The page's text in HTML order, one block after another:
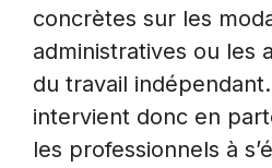
concrètes sur les
administratives ou les
du travail
intervient donc en
les professionnels à